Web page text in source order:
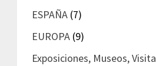
ESPAÑA (7)
EUROPA (9)
Exposiciones, Museos, Visita